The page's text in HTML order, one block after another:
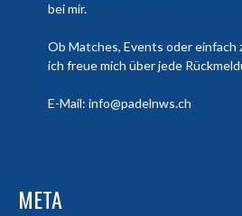
bei mir.
Ob Matches, Events oder einfach
ich freue mich über jede
E-Mail: info@padelnws.ch
META